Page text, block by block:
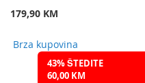
179,90 KM
Brza kupovina
43% ŠTEDITE
60,00 KM